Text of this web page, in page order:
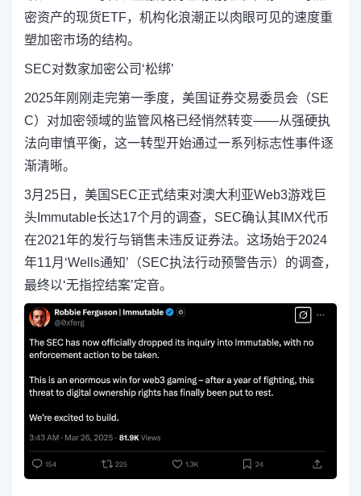
密资产的现货ETF，机构化浪潮正以肉眼可见的速度重
塑加密市场的结构。
SEC对数家加密公司‘松绑’
2025年刚刚走完第一季度，美国证券交易委员会（SE
C）对加密领域的监管风格已经悄然转变——从强硬执
法向审慎平衡，这一转型开始通过一系列标志性事件逐
渐清晰。
3月25日，美国SEC正式结束对澳大利亚Web3游戏巨
头Immutable长达17个月的调查，SEC确认其IMX代币
在2021年的发行与销售未违反证券法。这场始于2024
年11月‘Wells通知’（SEC执法行动预警告示）的调查，
最终以‘无指控结案’定音。